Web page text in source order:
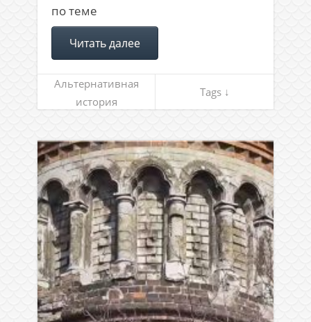
по теме
Читать далее
Альтернативная
история
Tags ↓